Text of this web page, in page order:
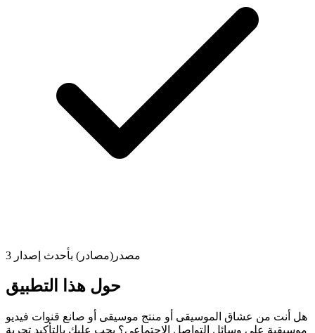
3 مصدر(مصادر) بأحدث إصدار
حول هذا التطبيق
هل أنت من عشاق الموسيقى أو منتج موسيقى أو صانع قنوات فيديو
موسيقية على وسائل التواصل الاجتماعي؟ يجب عليك بالتأكيد تجربة